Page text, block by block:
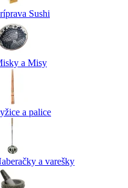
Sushi
a Misy
a palice
a varešky